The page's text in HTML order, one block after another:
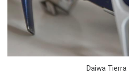
Daiwa Tierra